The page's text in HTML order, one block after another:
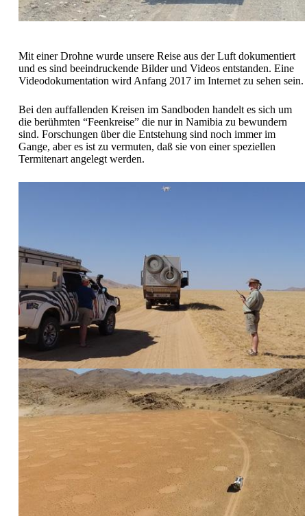
Mit einer Drohne wurde unsere Reise aus der Luft dokumentiert
und es sind beeindruckende Bilder und Videos entstanden. Eine
Videodokumentation wird Anfang 2017 im Internet zu sehen sein.
Bei den auffallenden Kreisen im Sandboden handelt es sich um
die berühmten “Feenkreise” die nur in Namibia zu bewundern
sind. Forschungen über die Entstehung sind noch immer im
Gange, aber es ist zu vermuten, daß sie von einer speziellen
Termitenart angelegt werden.